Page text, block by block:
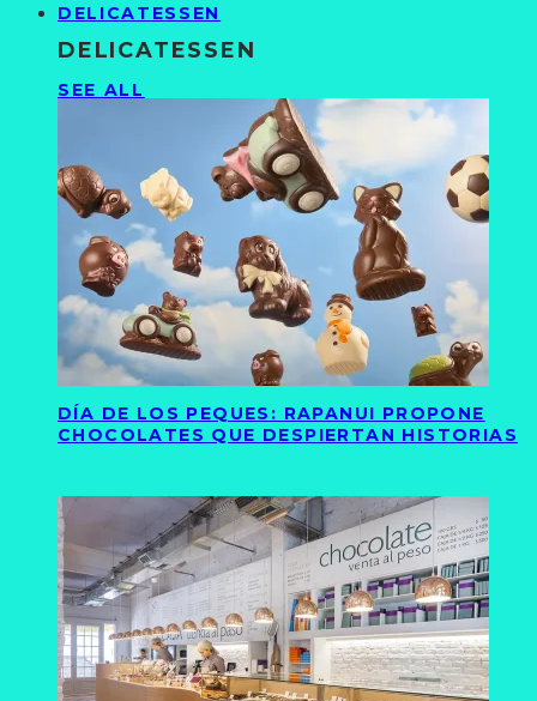
DELICATESSEN
DELICATESSEN
SEE ALL
DÍA DE LOS PEQUES: RAPANUI PROPONE
CHOCOLATES QUE DESPIERTAN HISTORIAS